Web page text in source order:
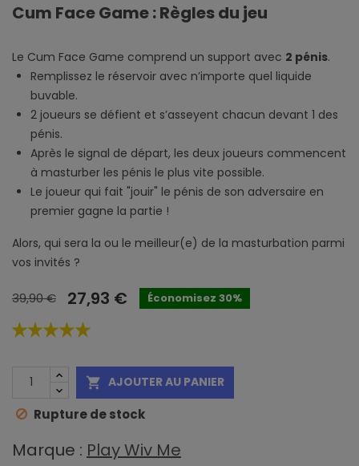
Cum Face Game : Règles du jeu
Le Cum Face Game comprend un support avec 2 pénis.
Remplissez le réservoir avec n’importe quel liquide
buvable.
2 joueurs se défient et s’asseyent chacun devant 1 des
pénis.
Après le signal de départ, les deux joueurs commencent
à masturber les pénis le plus vite possible.
Le joueur qui fait "jouir" le pénis de son adversaire en
premier gagne la partie !
Alors, qui sera la ou le meilleur(e) de la masturbation parmi
vos invités ?
39,90 € 27,93 € Économisez 30%
 AJOUTER AU PANIER
Rupture de stock
Marque : Play Wiv Me